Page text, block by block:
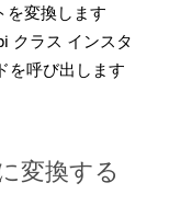
を変換します
クラス インスタ
を呼び出します
変換する